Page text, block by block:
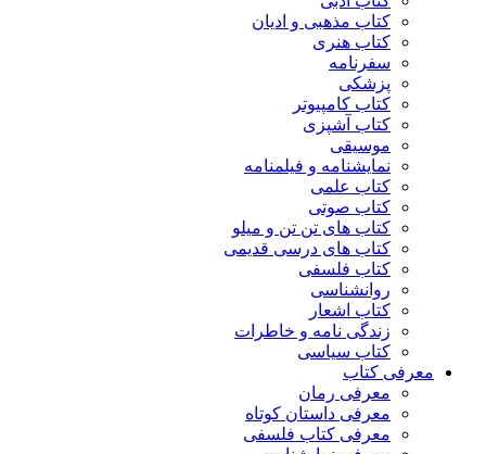
کتاب مذهبی و ادیان
کتاب هنری
سفرنامه
پزشکی
کتاب کامپیوتر
کتاب آشپزی
موسیقی
نمایشنامه و فیلمنامه
کتاب علمی
کتاب صوتی
کتاب های تن تن و میلو
کتاب های درسی قدیمی
کتاب فلسفی
روانشناسی
کتاب اشعار
زندگی نامه و خاطرات
کتاب سیاسی
معرفی کتاب
معرفی رمان
معرفی داستان کوتاه
معرفی کتاب فلسفی